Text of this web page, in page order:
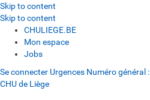
Skip to content
Skip to content
CHULIEGE.BE
Mon espace
Jobs
Se connecter Urgences Numéro général :
CHU de Liège